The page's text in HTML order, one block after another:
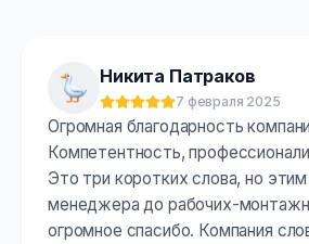
Никита Патраков
Оценка:5из 57 февраля 2025
Огромная благодарность
Компетентность,
Это три коротких слова, но
менеджера до рабочих-
огромное спасибо. Компания